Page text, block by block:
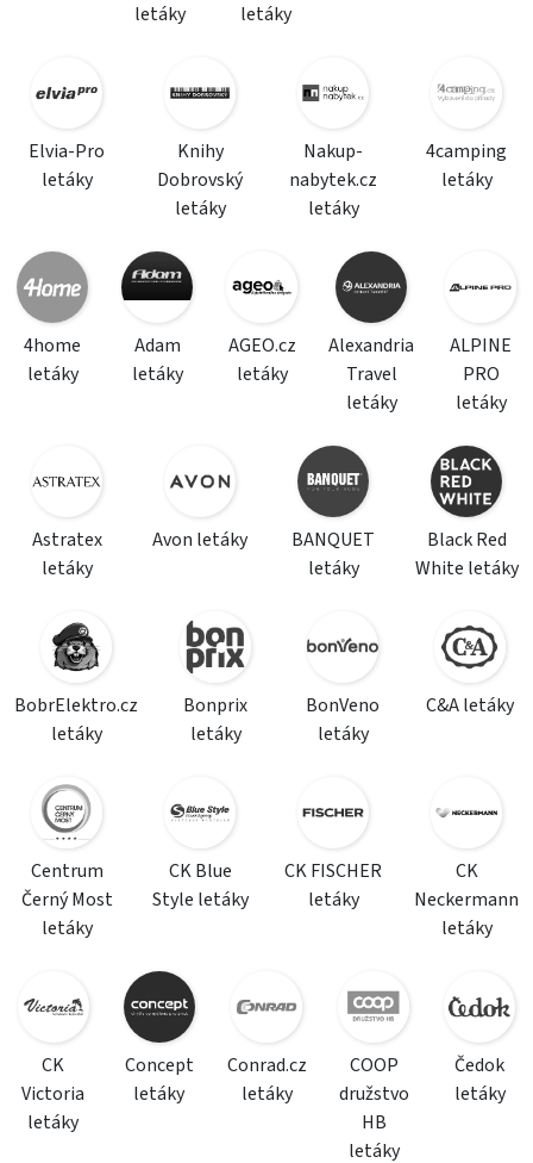
letáky
letáky
Elvia-Pro
letáky
Knihy
Dobrovský
letáky
Nakup-
nabytek.cz
letáky
4camping
letáky
4home
letáky
Adam
letáky
AGEO.cz
letáky
Alexandria
Travel
letáky
ALPINE
PRO
letáky
Astratex
letáky
Avon letáky
BANQUET
letáky
Black Red
White letáky
BobrElektro.cz
letáky
Bonprix
letáky
BonVeno
letáky
C&A letáky
Centrum
Černý Most
letáky
CK Blue
Style letáky
CK FISCHER
letáky
CK
Neckermann
letáky
CK
Victoria
letáky
Concept
letáky
Conrad.cz
letáky
COOP
družstvo
HB
letáky
Čedok
letáky